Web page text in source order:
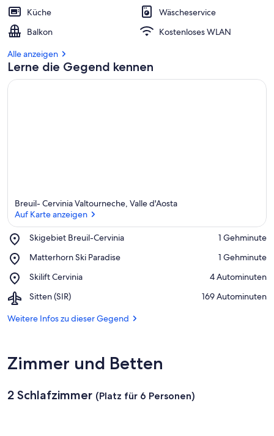
Küche
Wäscheservice
Balkon
Kostenloses WLAN
Alle anzeigen
Lerne die Gegend kennen
Breuil- Cervinia Valtourneche, Valle d'Aosta
Auf Karte anzeigen
Skigebiet Breuil-Cervinia
Place,
Breuil-
‪1 Gehminute‬
Matterhorn Ski Paradise
Place,
Ski
‪1 Gehminute‬
Skilift Cervinia
Place,
Cervinia
‪4 Autominuten‬
Sitten (SIR)
Airport,
(SIR)
‪169 Autominuten‬
Weitere Infos zu dieser Gegend
Zimmer und Betten
2 Schlafzimmer (Platz für 6 Personen)